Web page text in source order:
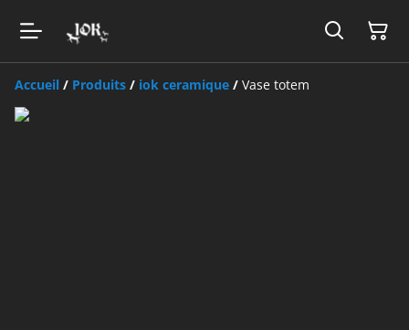
Accueil / Produits / iok ceramique / Vase totem